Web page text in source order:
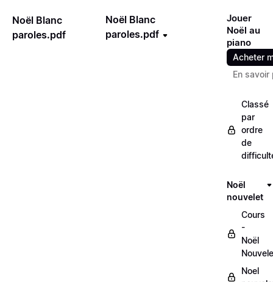
Noël Blanc
paroles.pdf
Noël Blanc
paroles.pdf
Jouer
Noël au
piano
Acheter
En savoir
Classé
par
ordre
de
Noël
nouvelet
Cours
-
Noël
Noel